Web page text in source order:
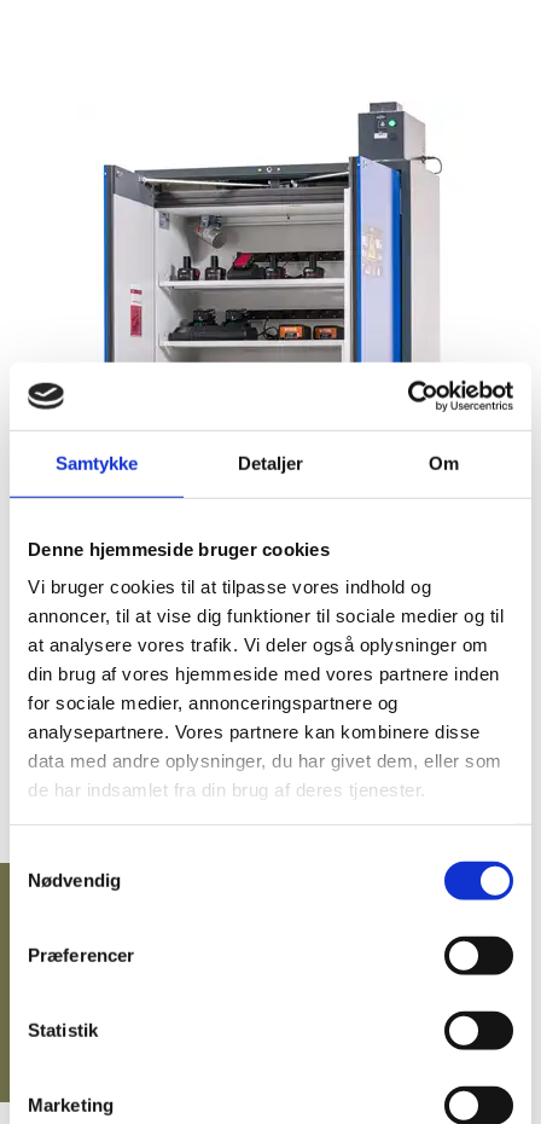
Samtykke Detaljer Om
Denne hjemmeside bruger cookies
Vi bruger cookies til at tilpasse vores indhold og
annoncer, til at vise dig funktioner til sociale medier og til
at analysere vores trafik. Vi deler også oplysninger om
din brug af vores hjemmeside med vores partnere inden
for sociale medier, annonceringspartnere og
analysepartnere. Vores partnere kan kombinere disse
data med andre oplysninger, du har givet dem, eller som
de har indsamlet fra din brug af deres tjenester.
Nødvendig
Præferencer
Statistik
Marketing
(90.250,00 DKK
opbevaring
MEDICINSKABE TIL PLEJEHJEM/BOSTEDER
OPBEVARINGSSKABE / SMÅRUMSSKABE
SIKRING
SIKRING AF BÆRBAR PC/IPAD/OPLADNING
MANUALER
PENGESKABSGUIDEN
MANUALER TIL ELKODELÅSE
BLOG